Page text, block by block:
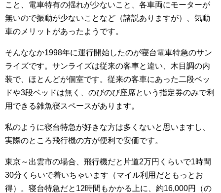
こと、電車特有の揺れが少ないこと、各車両にモーターが
無いので振動が少ないことなど（諸説ありますが）、気動
車のメリットがあったようです。
そんななか1998年に運行開始したのが寝台電車特急のサン
ライズです。サンライズは従来の客車と違い、木目調の内
装で、ほとんどが個室です。従来の客車にあった二段ベッ
ドや3段ベッドは無く、のびのび座席という指定券のみで利
用できる雑魚寝スペースがあります。
私のように寝台特急が好きな方は多くないと思いますし、
実際のところ飛行機の方が便利で安価です。
東京～出雲市の場合、飛行機だと片道2万円くらいで1時間
30分くらいで着いちゃいます（マイル利用だともっとお
得）。寝台特急だと12時間もかかる上に、約16,000円（の